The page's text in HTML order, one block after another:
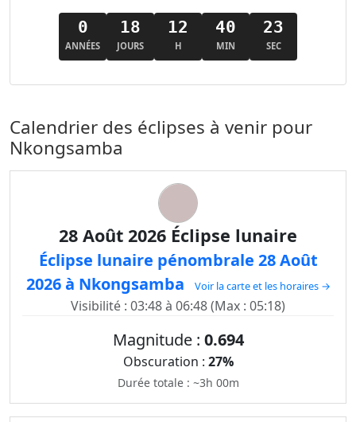
0
ANNÉES
18
JOURS
12
H
40
MIN
22
SEC
Calendrier des éclipses à venir pour
Nkongsamba
28 Août 2026 Éclipse lunaire
Éclipse lunaire pénombrale 28 Août
2026 à Nkongsamba
Voir la carte et les horaires →
Visibilité : 03:48 à 06:48 (Max : 05:18)
Magnitude : 0.694
Obscuration : 27%
Durée totale : ~3h 00m